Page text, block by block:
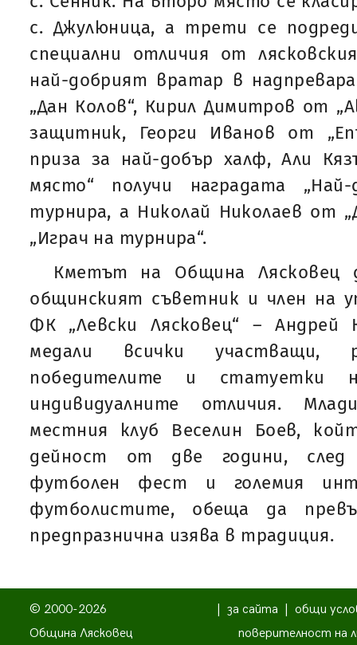
с. Джулюница, а трети се
специални отличия от
най-добрият вратар в
„Дан Колов“, Кирил Димитров от
защитник, Георги Иванов от
приза за най-добър халф, Али
място“ получи наградата
турнира, а Николай Николаев от
„Играч на турнира“.
Кметът на Община Лясковец
общинският съветник и член на
ФК „Левски Лясковец“ – Андрей
медали всички участващи,
победителите и статуетки
индивидуалните отличия.
местния клуб Веселин Боев,
дейност от две години, след
футболен фест и големия
футболистите, обеща да
предпразнична изява в традиция.
© 2000-2026
Община Лясковец
за сайта
общи
поверителност на